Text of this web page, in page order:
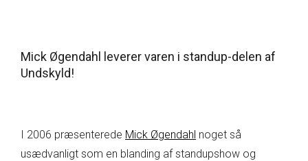
Mick Øgendahl leverer varen i standup-delen af
Undskyld!
I 2006 præsenterede Mick Øgendahl noget så
usædvanligt som en blanding af standupshow og